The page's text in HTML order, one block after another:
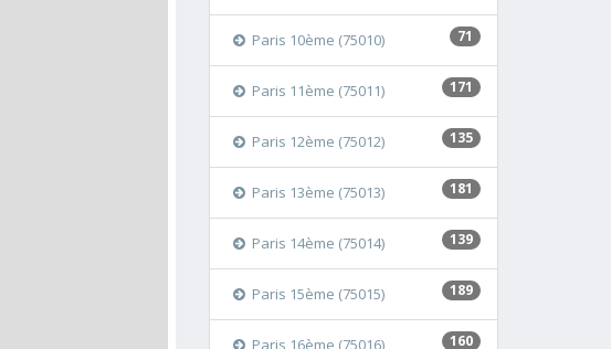
71
Paris 10ème (75010)
171
Paris 11ème (75011)
135
Paris 12ème (75012)
181
Paris 13ème (75013)
139
Paris 14ème (75014)
189
Paris 15ème (75015)
160
Paris 16ème (75016)